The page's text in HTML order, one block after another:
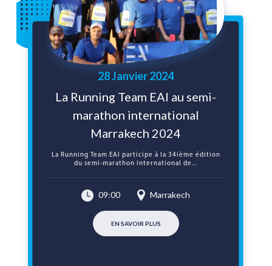
28 Janvier 2024
La Running Team EAI au semi-
marathon international
Marrakech 2024
La Running Team EAI participe à la 34ième édition
du semi-marathon international de...
09:00 Marrakech
EN SAVOIR PLUS